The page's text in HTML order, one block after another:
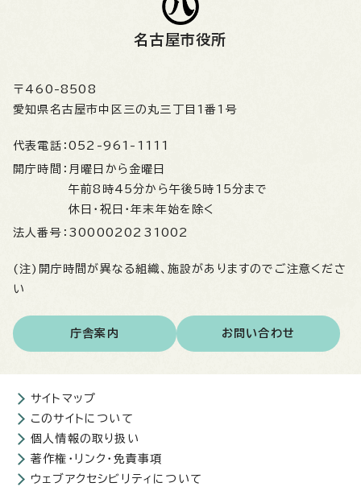
名古屋市役所
〒460-8508
愛知県名古屋市中区三の丸三丁目1番1号
代表電話： 052-961-1111
開庁時間： 月曜日から金曜日
午前8時45分から午後5時15分まで
休日・祝日・年末年始を除く
法人番号： 3000020231002
(注)開庁時間が異なる組織、施設がありますのでご注意くださ
い
庁舎案内 お問い合わせ
サイトマップ
このサイトについて
個人情報の取り扱い
著作権・リンク・免責事項
ウェブアクセシビリティについて